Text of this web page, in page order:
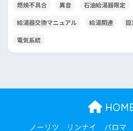
燃焼不具合 異音 石油給湯器限定
給湯器交換マニュアル 給湯関連 設
電気系統
ノーリツ リンナイ パロマ